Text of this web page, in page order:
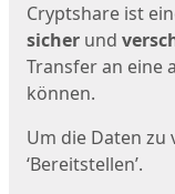
Cryptshare ist
sicher und
Transfer an eine
können.
Um die Daten zu
‘Bereitstellen’.